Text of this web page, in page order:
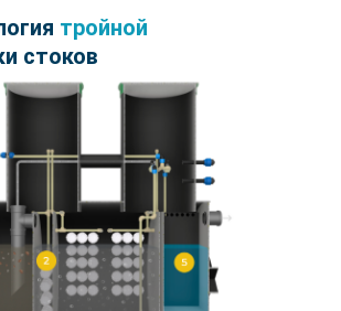
тройной
стоков